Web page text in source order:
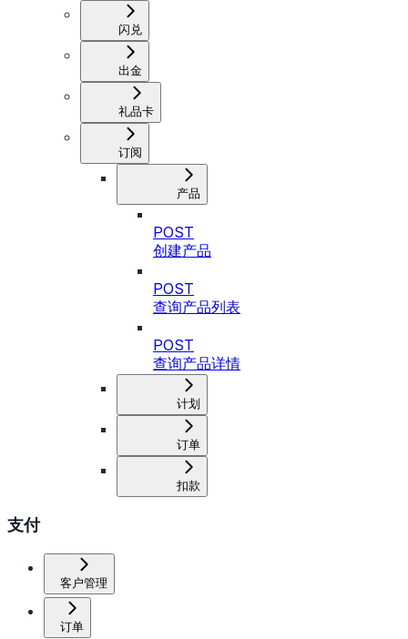
闪兑
出金
礼品卡
订阅
产品
POST
创建产品
POST
查询产品列表
POST
查询产品详情
计划
订单
扣款
支付
客户管理
订单